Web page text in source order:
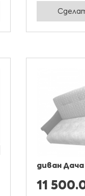
диван
11